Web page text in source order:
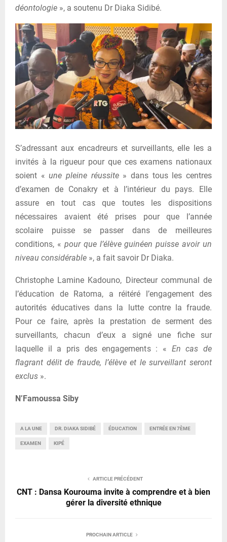
déontologie », a soutenu Dr Diaka Sidibé.
S’adressant aux encadreurs et surveillants, elle les a
invités à la rigueur pour que ces examens nationaux
soient « une pleine réussite» dans tous les centres
d’examen de Conakry et à l’intérieur du pays. Elle
assure en tout cas que toutes les dispositions
nécessaires avaient été prises pour que l’année
scolaire puisse se passer dans de meilleures
conditions, « pour que l’élève guinéen puisse avoir un
niveau considérable », a fait savoir Dr Diaka.
Christophe Lamine Kadouno, Directeur communal de
l’éducation de Ratoma, a réitéré l’engagement des
autorités éducatives dans la lutte contre la fraude.
Pour ce faire, après la prestation de serment des
surveillants, chacun d’eux a signé une fiche sur
laquelle il a pris des engagements : « En cas de
flagrant délit de fraude, l’élève et le surveillant seront
exclus ».
N’Famoussa Siby
A LA UNE DR. DIAKA SIDIBÉ ÉDUCATION ENTRÉE EN 7ÈME
EXAMEN KIPÉ
ARTICLE PRÉCÉDENT
CNT : Dansa Kourouma invite à comprendre et à bien
gérer la diversité ethnique
PROCHAIN ARTICLE